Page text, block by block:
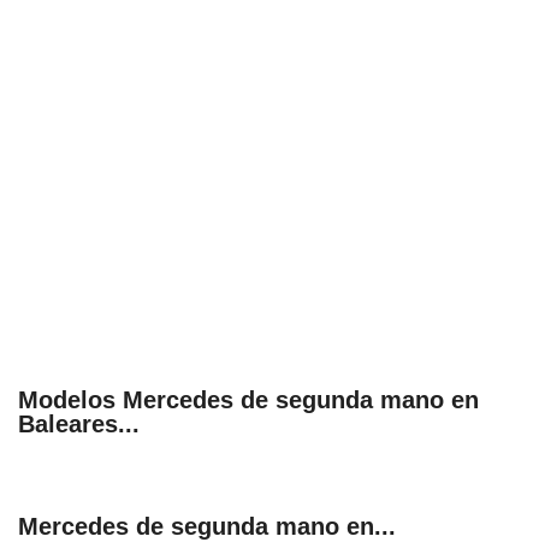
Modelos Mercedes de segunda mano en
Baleares...
Mercedes de segunda mano en...